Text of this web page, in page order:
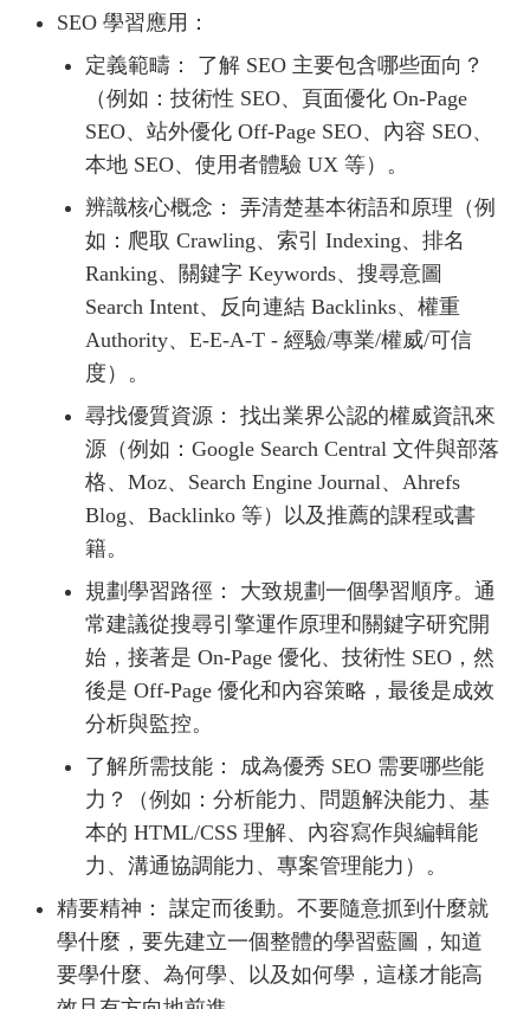
SEO 學習應用：
定義範疇： 了解 SEO 主要包含哪些面向？
（例如：技術性 SEO、頁面優化 On-Page
SEO、站外優化 Off-Page SEO、內容 SEO、
本地 SEO、使用者體驗 UX 等）。
辨識核心概念： 弄清楚基本術語和原理（例
如：爬取 Crawling、索引 Indexing、排名
Ranking、關鍵字 Keywords、搜尋意圖
Search Intent、反向連結 Backlinks、權重
Authority、E-E-A-T - 經驗/專業/權威/可信
度）。
尋找優質資源： 找出業界公認的權威資訊來
源（例如：Google Search Central 文件與部落
格、Moz、Search Engine Journal、Ahrefs
Blog、Backlinko 等）以及推薦的課程或書
籍。
規劃學習路徑： 大致規劃一個學習順序。通
常建議從搜尋引擎運作原理和關鍵字研究開
始，接著是 On-Page 優化、技術性 SEO，然
後是 Off-Page 優化和內容策略，最後是成效
分析與監控。
了解所需技能： 成為優秀 SEO 需要哪些能
力？（例如：分析能力、問題解決能力、基
本的 HTML/CSS 理解、內容寫作與編輯能
力、溝通協調能力、專案管理能力）。
精要精神： 謀定而後動。不要隨意抓到什麼就
學什麼，要先建立一個整體的學習藍圖，知道
要學什麼、為何學、以及如何學，這樣才能高